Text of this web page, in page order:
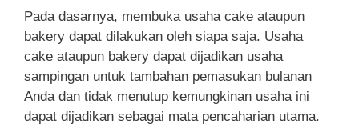
Pada dasarnya, membuka usaha cake ataupun
bakery dapat dilakukan oleh siapa saja. Usaha
cake ataupun bakery dapat dijadikan usaha
sampingan untuk tambahan pemasukan bulanan
Anda dan tidak menutup kemungkinan usaha ini
dapat dijadikan sebagai mata pencaharian utama.